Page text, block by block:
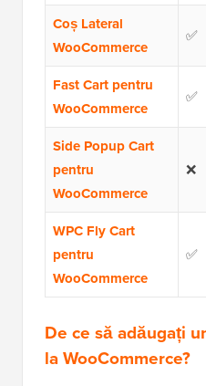
Coș Lateral
WooCommerce
✅
Fast Cart pentru
WooCommerce
✅
Side Popup Cart
pentru
WooCommerce
❌
WPC Fly Cart
pentru
WooCommerce
✅
De ce să adăugați
la WooCommerce?